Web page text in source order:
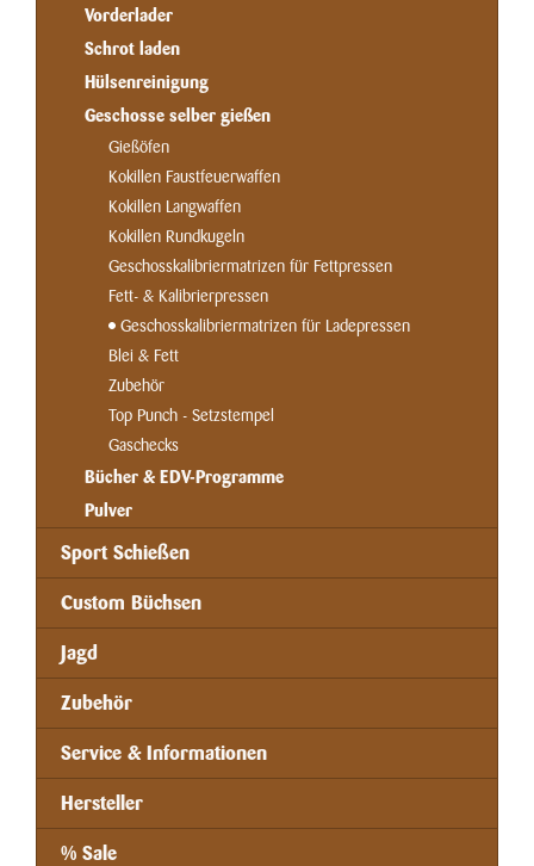
Vorderlader
Schrot laden
Hülsenreinigung
Geschosse selber gießen
Gießöfen
Kokillen Faustfeuerwaffen
Kokillen Langwaffen
Kokillen Rundkugeln
Geschosskalibriermatrizen für Fettpressen
Fett- & Kalibrierpressen
Geschosskalibriermatrizen für Ladepressen
Blei & Fett
Zubehör
Top Punch - Setzstempel
Gaschecks
Bücher & EDV-Programme
Pulver
Sport Schießen
Custom Büchsen
Jagd
Zubehör
Service & Informationen
Hersteller
% Sale